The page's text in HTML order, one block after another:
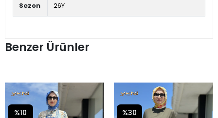
Sezon 26Y
Benzer Ürünler
%10 %30